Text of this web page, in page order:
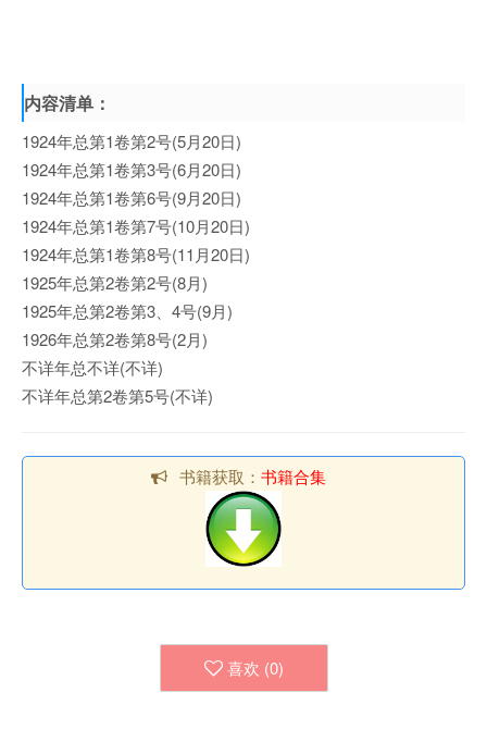
内容清单：
1924年总第1卷第2号(5月20日)
1924年总第1卷第3号(6月20日)
1924年总第1卷第6号(9月20日)
1924年总第1卷第7号(10月20日)
1924年总第1卷第8号(11月20日)
1925年总第2卷第2号(8月)
1925年总第2卷第3、4号(9月)
1926年总第2卷第8号(2月)
不详年总不详(不详)
不详年总第2卷第5号(不详)
书籍获取： 书籍合集
喜欢 (0)